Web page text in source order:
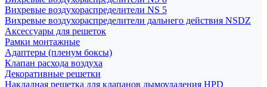
Вихревые воздухораспределители NS 5
Вихревые воздухораспределители дальнего действия NSDZ
Аксессуары для решеток
Рамки монтажные
Адаптеры (пленум боксы)
Клапан расхода воздуха
Декоративные решетки
Накладная решетка для клапанов дымоудаления HPD